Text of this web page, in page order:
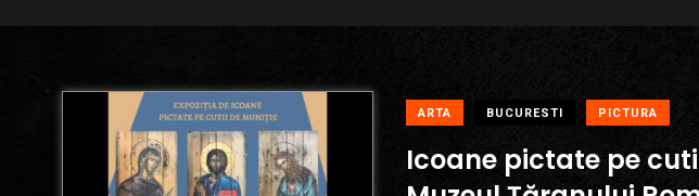
ARTA BUCURESTI PICTURA
Icoane pictate pe